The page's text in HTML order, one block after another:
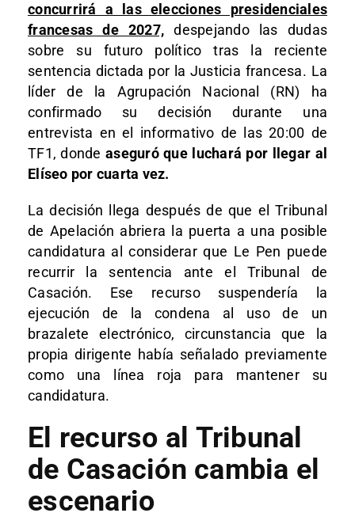
concurrirá a las elecciones presidenciales
francesas de 2027, despejando las dudas
sobre su futuro político tras la reciente
sentencia dictada por la Justicia francesa. La
líder de la Agrupación Nacional (RN) ha
confirmado su decisión durante una
entrevista en el informativo de las 20:00 de
TF1, dondeaseguró que luchará por llegar al
Elíseo por cuarta vez.
La decisión llega después de que el Tribunal
de Apelación abriera la puerta a una posible
candidatura al considerar que Le Pen puede
recurrir la sentencia ante el Tribunal de
Casación. Ese recurso suspendería la
ejecución de la condena al uso de un
brazalete electrónico, circunstancia que la
propia dirigente había señalado previamente
como una línea roja para mantener su
candidatura.
El recurso al Tribunal
de Casación cambia el
escenario